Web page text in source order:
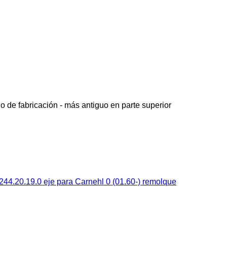
de fabricación - más antiguo en parte superior
eje para Carnehl 0 (01.60-) remolque